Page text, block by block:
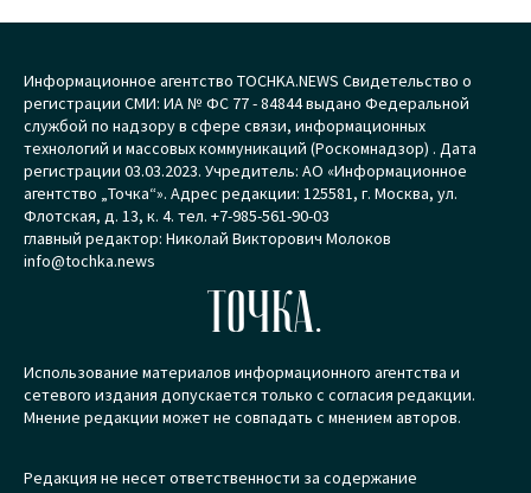
Информационное агентство TOCHKA.NEWS Свидетельство о
регистрации СМИ: ИА № ФС 77 - 84844 выдано Федеральной
службой по надзору в сфере связи, информационных
технологий и массовых коммуникаций (Роскомнадзор) . Дата
регистрации 03.03.2023. Учредитель: АО «Информационное
агентство „Точка“». Адрес редакции: 125581, г. Москва, ул.
Флотская, д. 13, к. 4. тел. +7-985-561-90-03
главный редактор: Николай Викторович Молоков
info@tochka.news
ТОЧКА.
Использование материалов информационного агентства и
сетевого издания допускается только с согласия редакции.
Мнение редакции может не совпадать с мнением авторов.
Редакция не несет ответственности за содержание